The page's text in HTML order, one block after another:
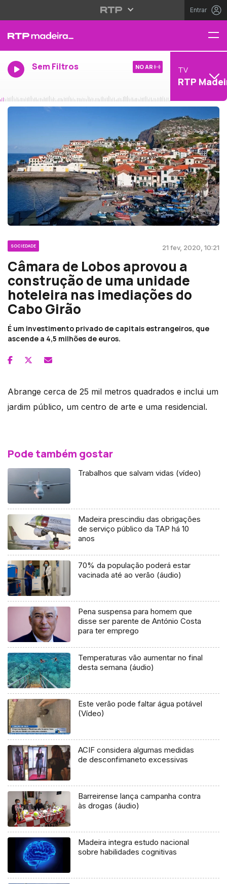
Entrar
Sem Filtros NO AR TV
RTP
SOCIEDADE 21 fev, 2020, 10:21
Câmara de Lobos aprovou a
construção de uma unidade
hoteleira nas imediações do
Cabo Girão
É um investimento privado de capitais estrangeiros, que
ascende a 4,5 milhões de euros.
Abrange cerca de 25 mil metros quadrados e inclui um
jardim público, um centro de arte e uma residencial.
Pode também gostar
Trabalhos que salvam vidas (vídeo)
Madeira prescindiu das obrigações
de serviço público da TAP há 10
anos
70% da população poderá estar
vacinada até ao verão (áudio)
Pena suspensa para homem que
disse ser parente de António Costa
para ter emprego
Temperaturas vão aumentar no final
desta semana (áudio)
Este verão pode faltar água potável
(Vídeo)
ACIF considera algumas medidas
de desconfimaneto excessivas
Barreirense lança campanha contra
às drogas (áudio)
Madeira integra estudo nacional
sobre habilidades cognitivas